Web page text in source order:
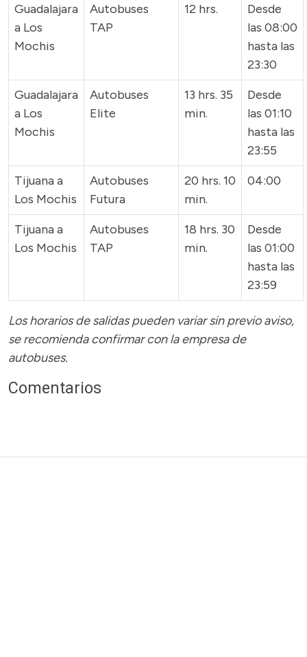
Guadalajara
a Los
Mochis
Autobuses
TAP
12 hrs.
Desde
las 08:00
hasta las
23:30
Guadalajara
a Los
Mochis
Autobuses
Elite
13 hrs. 35
min.
Desde
las 01:10
hasta las
23:55
Tijuana a
Los Mochis
Autobuses
Futura
20 hrs. 10
min.
04:00
Tijuana a
Los Mochis
Autobuses
TAP
18 hrs. 30
min.
Desde
las 01:00
hasta las
23:59
Los horarios de salidas pueden variar sin previo aviso,
se recomienda confirmar con la empresa de
autobuses.
Comentarios